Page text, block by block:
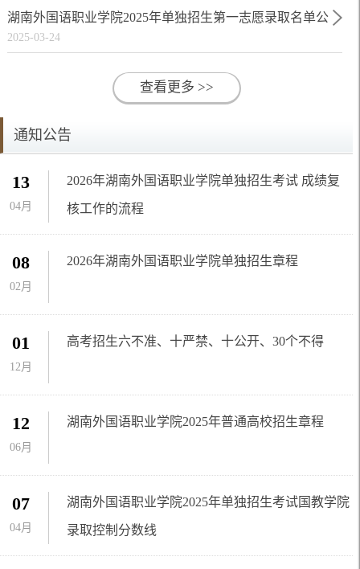
湖南外国语职业学院2025年单独招生第一志愿录取名单公
示
2025-03-24
查看更多 >>
通知公告
13
04月
2026年湖南外国语职业学院单独招生考试 成绩复
核工作的流程
08
02月
2026年湖南外国语职业学院单独招生章程
01
12月
高考招生六不准、十严禁、十公开、30个不得
12
06月
湖南外国语职业学院2025年普通高校招生章程
07
04月
湖南外国语职业学院2025年单独招生考试国教学院
录取控制分数线